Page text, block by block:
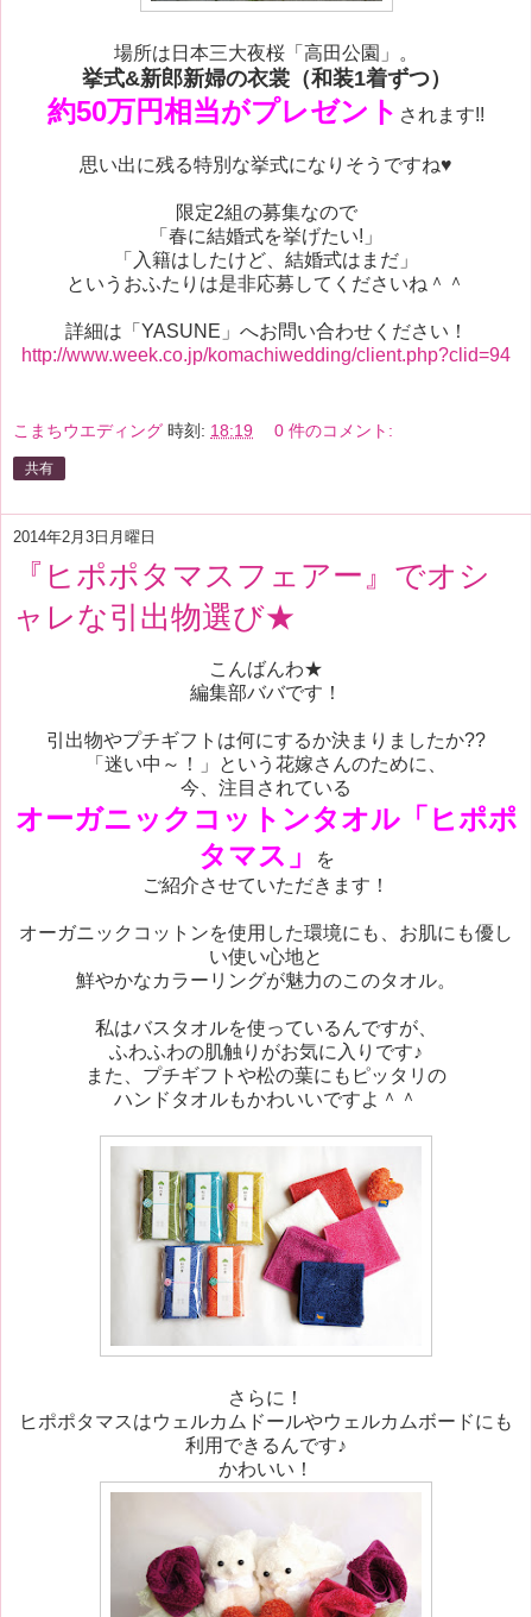
場所は日本三大夜桜「高田公園」。
挙式&新郎新婦の衣裳（和装1着ずつ）
約50万円相当がプレゼント されます!!
思い出に残る特別な挙式になりそうですね♥
限定2組の募集なので
「春に結婚式を挙げたい!」
「入籍はしたけど、結婚式はまだ」
というおふたりは是非応募してくださいね＾＾
詳細は「YASUNE」へお問い合わせください！
http://www.week.co.jp/komachiwedding/client.php?clid=94
こまちウエディング 時刻: 18:19 0 件のコメント:
共有
2014年2月3日月曜日
『ヒポポタマスフェアー』でオシ
ャレな引出物選び★
こんばんわ★
編集部ババです！
引出物やプチギフトは何にするか決まりましたか??
「迷い中～！」という花嫁さんのために、
今、注目されている
オーガニックコットンタオル「ヒポポ
タマス」
を
ご紹介させていただきます！
オーガニックコットンを使用した環境にも、お肌にも優し
い使い心地と
鮮やかなカラーリングが魅力のこのタオル。
私はバスタオルを使っているんですが、
ふわふわの肌触りがお気に入りです♪
また、プチギフトや松の葉にもピッタリの
ハンドタオルもかわいいですよ＾＾
さらに！
ヒポポタマスはウェルカムドールやウェルカムボードにも
利用できるんです♪
かわいい！